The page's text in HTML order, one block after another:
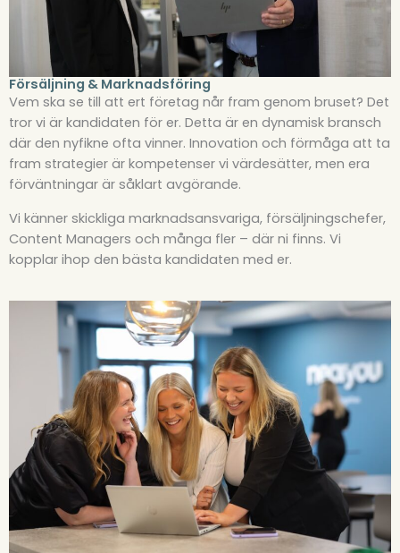
Försäljning & Marknadsföring
Vem ska se till att ert företag når fram genom bruset? Det
tror vi är kandidaten för er. Detta är en dynamisk bransch
där den nyfikne ofta vinner. Innovation och förmåga att ta
fram strategier är kompetenser vi värdesätter, men era
förväntningar är såklart avgörande.
Vi känner skickliga marknadsansvariga, försäljningschefer,
Content Managers och många fler – där ni finns. Vi
kopplar ihop den bästa kandidaten med er.